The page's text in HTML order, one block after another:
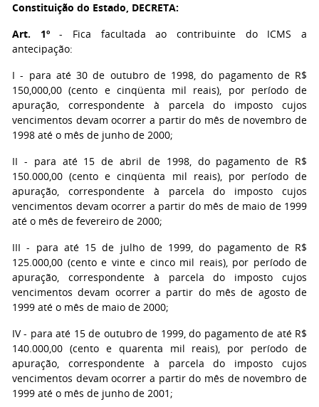
Constituição do Estado, DECRETA:
Art. 1º- Fica facultada ao contribuinte do ICMS a
antecipação:
I - para até 30 de outubro de 1998, do pagamento de R$
150,000,00 (cento e cinqüenta mil reais), por período de
apuração, correspondente à parcela do imposto cujos
vencimentos devam ocorrer a partir do mês de novembro de
1998 até o mês de junho de 2000;
II - para até 15 de abril de 1998, do pagamento de R$
150.000,00 (cento e cinqüenta mil reais), por período de
apuração, correspondente à parcela do imposto cujos
vencimentos devam ocorrer a partir do mês de maio de 1999
até o mês de fevereiro de 2000;
III - para até 15 de julho de 1999, do pagamento de R$
125.000,00 (cento e vinte e cinco mil reais), por período de
apuração, correspondente à parcela do imposto cujos
vencimentos devam ocorrer a partir do mês de agosto de
1999 até o mês de maio de 2000;
IV - para até 15 de outubro de 1999, do pagamento de até R$
140.000,00 (cento e quarenta mil reais), por período de
apuração, correspondente à parcela do imposto cujos
vencimentos devam ocorrer a partir do mês de novembro de
1999 até o mês de junho de 2001;